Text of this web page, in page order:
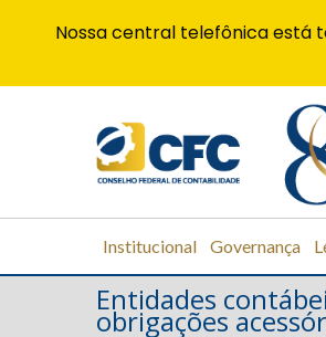
Institucional Governança
Entidades
obrigações
Nossa central telefônica está